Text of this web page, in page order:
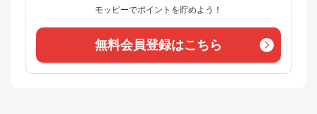
モッピーでポイントを貯めよう！
無料会員登録はこちら